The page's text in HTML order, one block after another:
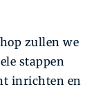
zullen we
stappen
inrichten en